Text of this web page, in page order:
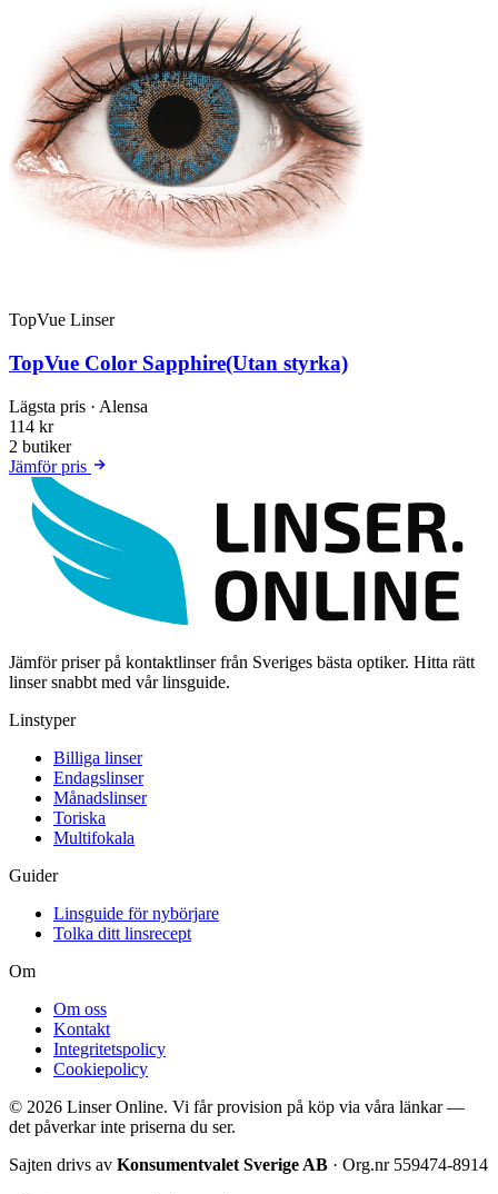
TopVue Linser
TopVue Color Sapphire(Utan styrka)
Lägsta pris · Alensa
114 kr
2 butiker
Jämför pris
Jämför priser på kontaktlinser från Sveriges bästa optiker. Hitta rätt
linser snabbt med vår linsguide.
Linstyper
Billiga linser
Endagslinser
Månadslinser
Toriska
Multifokala
Guider
Linsguide för nybörjare
Tolka ditt linsrecept
Om
Om oss
Kontakt
Integritetspolicy
Cookiepolicy
© 2026 Linser Online. Vi får provision på köp via våra länkar —
det påverkar inte priserna du ser.
Sajten drivs av Konsumentvalet Sverige AB · Org.nr 559474-8914